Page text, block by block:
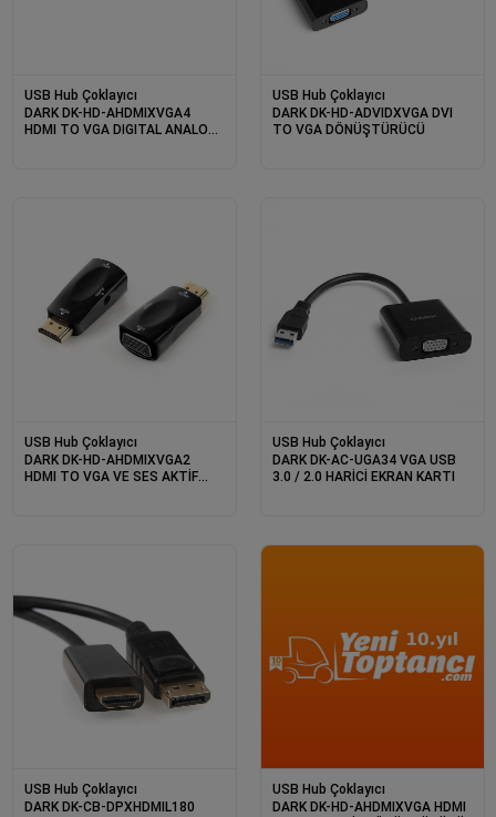
USB Hub Çoklayıcı
DARK DK-HD-AHDMIXVGA4
HDMI TO VGA DIGITAL ANALOG
USB Hub Çoklayıcı
DARK DK-HD-ADVIDXVGA DVI
TO VGA DÖNÜŞTÜRÜCÜ
USB Hub Çoklayıcı
DARK DK-HD-AHDMIXVGA2
HDMI TO VGA VE SES AKTİF
USB Hub Çoklayıcı
DARK DK-AC-UGA34 VGA USB
3.0 / 2.0 HARİCİ EKRAN KARTI
USB Hub Çoklayıcı
DARK DK-CB-DPXHDMIL180
USB Hub Çoklayıcı
DARK DK-HD-AHDMIXVGA HDMI